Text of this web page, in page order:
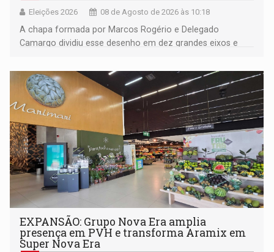
Eleições 2026 08 de Agosto de 2026 às 10:18
A chapa formada por Marcos Rogério e Delegado
Camargo dividiu esse desenho em dez grandes eixos e
EXPANSÃO: Grupo Nova Era amplia
presença em PVH e transforma Aramix em
Super Nova Era